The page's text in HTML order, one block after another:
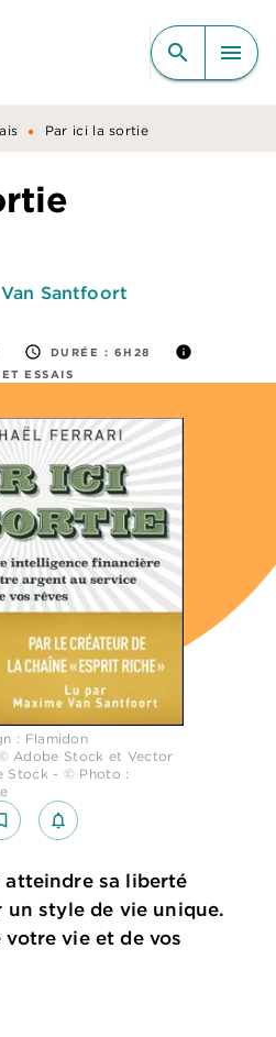
CONTENU
search menu
• Par ici la sortie
Santfoort
access_time DURÉE : 6H28 info
ESSAIS
: Flamidon
Adobe Stock et Vector
Stock - © Photo :
notifications_none_outlined
sa liberté
style de vie unique.
votre vie et de vos